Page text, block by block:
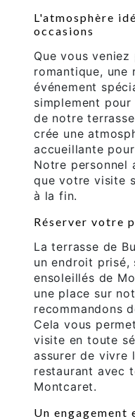
L'atmosphère
occasions
Que vous
romantique, une
événement
simplement
de notre
crée une
accueillante
Notre personnel
que votre visite
à la fin.
Réserver votre
La terrasse de
un endroit prisé,
ensoleillés de
une place sur
recommandons
Cela vous
visite en toute
assurer de vivre
restaurant avec
Montcaret.
Un